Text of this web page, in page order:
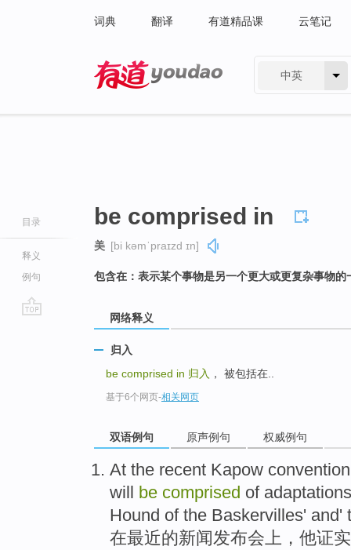
词典 翻译 有道精品课 云笔记
中英
目录
释义
例句
be comprised in
美 [bi kəmˈpraɪzd ɪn]
包含在：表示某个事物是另一个更大或更复杂事物的
网络释义
归入
be comprised in 归入 ， 被包括在..
基于6个网页-相关网页
双语例句 原声例句 权威例句
At the recent Kapow convention
will
be comprised of adaptations
Hound of the Baskervilles' and'
在最近的新闻发布会上 ， 他证实